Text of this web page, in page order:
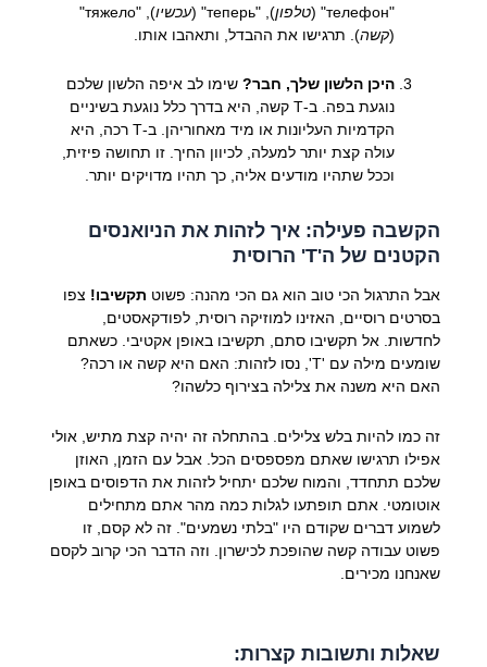
"телефон"
(טלפון),
"теперь"
(עכשיו),
"тяжело"
(קשה). תרגישו את ההבדל, ותאהבו אותו.
היכן הלשון שלך, חבר?שימו לב איפה הלשון שלכם
נוגעת בפה. ב-Т קשה, היא בדרך כלל נוגעת בשיניים
הקדמיות העליונות או מיד מאחוריהן. ב-Т רכה, היא
עולה קצת יותר למעלה, לכיוון החיך. זו תחושה פיזית,
וככל שתהיו מודעים אליה, כך תהיו מדויקים יותר.
הקשבה פעילה: איך לזהות את הניואנסים
הקטנים של ה'Т' הרוסית
אבל התרגול הכי טוב הוא גם הכי מהנה: פשוט תקשיבו! צפו
בסרטים רוסיים, האזינו למוזיקה רוסית, לפודקאסטים,
לחדשות. אל תקשיבו סתם, תקשיבו באופן אקטיבי. כשאתם
שומעים מילה עם 'Т', נסו לזהות: האם היא קשה או רכה?
האם היא משנה את צלילה בצירוף כלשהו?
זה כמו להיות בלש צלילים. בהתחלה זה יהיה קצת מתיש, אולי
אפילו תרגישו שאתם מפספסים הכל. אבל עם הזמן, האוזן
שלכם תתחדד, והמוח שלכם יתחיל לזהות את הדפוסים באופן
אוטומטי. אתם תופתעו לגלות כמה מהר אתם מתחילים
לשמוע דברים שקודם היו "בלתי נשמעים". זה לא קסם, זו
פשוט עבודה קשה שהופכת לכישרון. וזה הדבר הכי קרוב לקסם
שאנחנו מכירים.
שאלות ותשובות קצרות: